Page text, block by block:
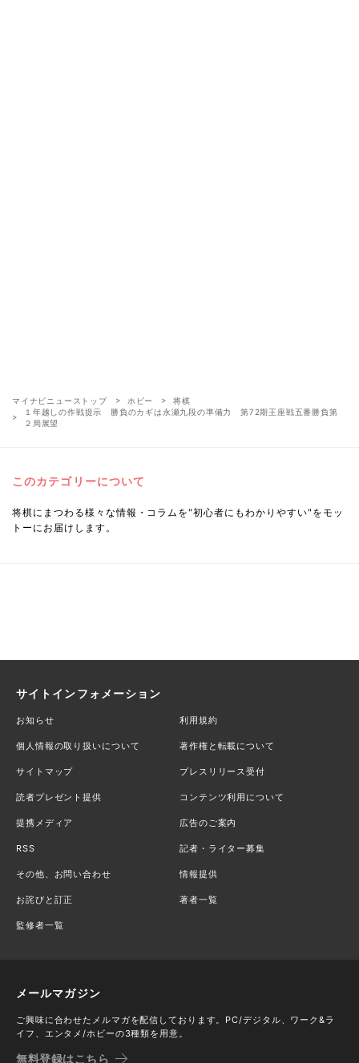
マイナビニューストップ ホビー
将棋
１年越しの作戦提示 勝負のカギは永瀬九段の準備力 第72期王座戦五番勝負第
２局展望
このカテゴリーについて
将棋にまつわる様々な情報・コラムを"初心者にもわかりやすい"をモッ
トーにお届けします。
サイトインフォメーション
お知らせ 利用規約
個人情報の取り扱いについて 著作権と転載について
サイトマップ プレスリリース受付
読者プレゼント提供 コンテンツ利用について
提携メディア 広告のご案内
RSS 記者・ライター募集
その他、お問い合わせ 情報提供
お詫びと訂正 著者一覧
監修者一覧
メールマガジン
ご興味に合わせたメルマガを配信しております。PC/デジタル、ワーク&ラ
イフ、エンタメ/ホビーの3種類を用意。
無料登録はこちら